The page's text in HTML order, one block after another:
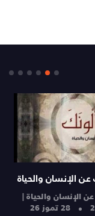
الإنسان والحياة
الإنسان والحياة |
28 تموز 26